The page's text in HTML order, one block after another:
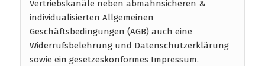
Vertriebskanäle neben abmahnsicheren &
individualisierten Allgemeinen
Geschäftsbedingungen (AGB) auch eine
Widerrufsbelehrung und Datenschutzerklärung
sowie ein gesetzeskonformes Impressum.